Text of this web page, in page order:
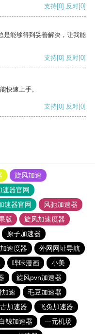
支持[0] 反对[0]
是能够得到妥善解决，让我能
支持[0] 反对[0]
快速上手。
支持[0] 反对[0]
旋风加速
速器官网
速器官网
风驰加速器
版
旋风加速度器
原子加速器
速度器
外网网址导航
哔咔漫画
小美
旋风pvn加速器
加速
毛豆加速器
加速器
飞兔加速器
鲸加速器
一元机场